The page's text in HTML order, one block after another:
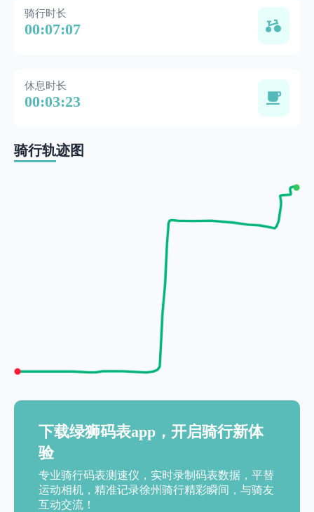
骑行时长
00:07:07
休息时长
00:03:23
骑行轨迹图
下载绿狮码表app，开启骑行新体
验
专业骑行码表测速仪，实时录制码表数据，平替
运动相机，精准记录徐州骑行精彩瞬间，与骑友
互动交流！